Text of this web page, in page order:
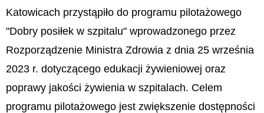
Katowicach przystąpiło do programu pilotażowego
"Dobry posiłek w szpitalu" wprowadzonego przez
Rozporządzenie Ministra Zdrowia z dnia 25 września
2023 r. dotyczącego edukacji żywieniowej oraz
poprawy jakości żywienia w szpitalach. Celem
programu pilotażowego jest zwiększenie dostępności